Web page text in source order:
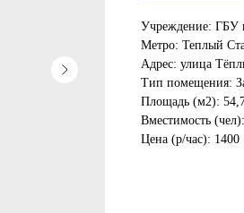
Учреждение: ГБУ
Метро: Теплый
Адрес: улица
Тип помещения:
Площадь (м2):
Вместимость
Цена (р/час): 1400